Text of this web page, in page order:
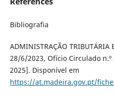
Bibliografia
ADMINISTRAÇÃO
28/6/2023, Ofício Circulado
2025]. Disponível em
https://at.madeira.gov.pt/